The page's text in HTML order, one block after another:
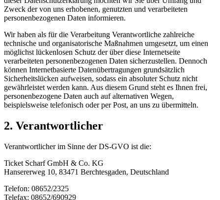
Zweck der von uns erhobenen, genutzten und verarbeiteten
personenbezogenen Daten informieren.
Wir haben als für die Verarbeitung Verantwortliche zahlreiche
technische und organisatorische Maßnahmen umgesetzt, um einen
möglichst lückenlosen Schutz der über diese Internetseite
verarbeiteten personenbezogenen Daten sicherzustellen. Dennoch
können Internetbasierte Datenübertragungen grundsätzlich
Sicherheitslücken aufweisen, sodass ein absoluter Schutz nicht
gewährleistet werden kann. Aus diesem Grund steht es Ihnen frei,
personenbezogene Daten auch auf alternativen Wegen,
beispielsweise telefonisch oder per Post, an uns zu übermitteln.
2. Verantwortlicher
Verantwortlicher im Sinne der DS-GVO ist die:
Ticket Scharf GmbH & Co. KG
Hansererweg 10, 83471 Berchtesgaden, Deutschland
Telefon: 08652/2325
Telefax: 08652/690929